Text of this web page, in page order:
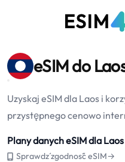
eSIM do
Uzyskaj eSIM dla Laos i
przystępnego cenowo
Plany danych eSIM dla Laos
Sprawdź zgodność eSIM→